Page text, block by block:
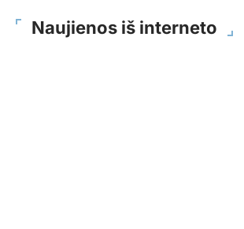
Naujienos iš interneto